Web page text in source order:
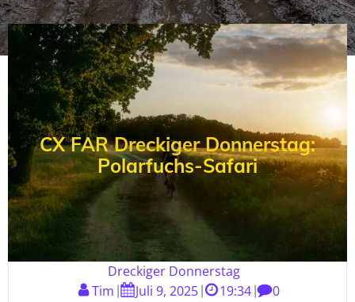
CX FAR Dreckiger Donnerstag:
Polarfuchs-Safari
Dreckiger Donnerstag
Tim
Juli 9, 2025 19:34 0